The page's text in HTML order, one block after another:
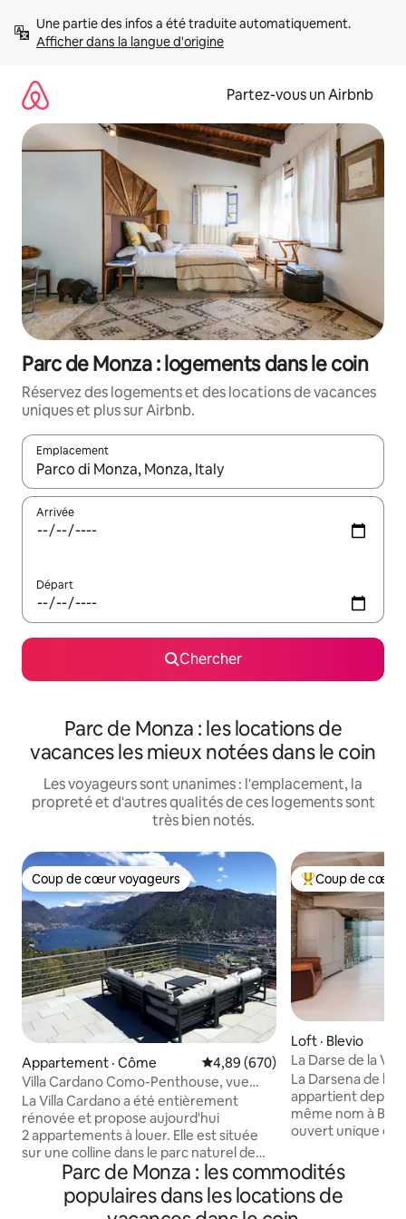
directement
Afficher dans la langue d'origine
Partez-vous un Airbnb
Parc de Monza : logements dans le coin
Réservez des logements et des locations de vacances
uniques et plus sur Airbnb.
Emplacement
Quand les résultats sont affichés, parcourez-les en utilisant
Arrivée
Départ
Chercher
Parc de Monza : les locations de
vacances les mieux notées dans le coin
Les voyageurs sont unanimes : l'emplacement, la
propreté et d'autres qualités de ces logements sont
très bien notés.
Coup de cœur voyageurs
Coup de cœur voyageurs
Appartement · Côme Note moyenne de 4,89 sur 5,
4,89 (670)
Villa Cardano Como-Penthouse, vue
imprenable
La Villa Cardano a été entièrement
rénovée et propose aujourd'hui
2 appartements à louer. Elle est située
sur une colline dans le parc naturel de
Spina Verde, entourée d'un grand jardin
et à quelques minutes de Côme et de
l'autoroute. La villa est facilement
Coup de cœur
Coup de cœur
Loft · Blevio
La Darse de la
La Darsena de la
appartient depuis
même nom à
ouvert unique en
donne sur un
caractérisé par
Lariane, dont le
Parc de Monza : les commodités
populaires dans les locations de